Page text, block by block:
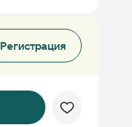
Регистрация